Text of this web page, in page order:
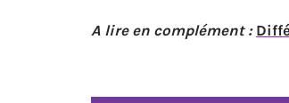
A lire en complément :